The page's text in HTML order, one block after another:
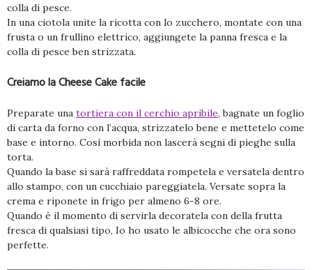
colla di pesce.
In una ciotola unite la ricotta con lo zucchero, montate con una
frusta o un frullino elettrico, aggiungete la panna fresca e la
colla di pesce ben strizzata.
Creiamo la Cheese Cake facile
Preparate una tortiera con il cerchio apribile, bagnate un foglio
di carta da forno con l’acqua, strizzatelo bene e mettetelo come
base e intorno. Così morbida non lascerà segni di pieghe sulla
torta.
Quando la base si sarà raffreddata rompetela e versatela dentro
allo stampo, con un cucchiaio pareggiatela. Versate sopra la
crema e riponete in frigo per almeno 6-8 ore.
Quando è il momento di servirla decoratela con della frutta
fresca di qualsiasi tipo, Io ho usato le albicocche che ora sono
perfette.